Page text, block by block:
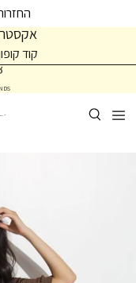
קריאה
לתפריט
העמוד
אקסטרה 20% הנחה
קוד